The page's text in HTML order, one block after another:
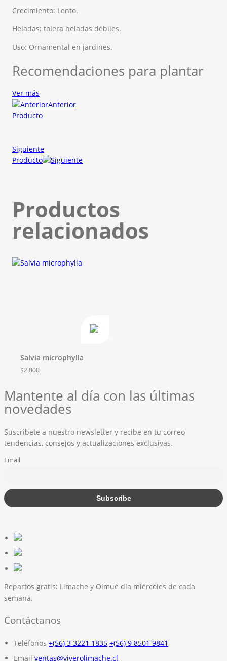
Crecimiento: Lento.
Heladas: tolera heladas débiles.
Uso: Ornamental en jardines.
Recomendaciones para plantar
Ver más
Anterior
Producto
Siguiente
Producto
Productos
relacionados
Salvia microphylla
$2.000
Mantente al día con las últimas
novedades
Suscríbete a nuestro newsletter y recibe en tu correo
tendencias, consejos y actualizaciones exclusivas.
Email
Repartos gratis: Limache y Olmué día miércoles de cada
semana.
Contáctanos
Teléfonos +(56) 3 3221 1835 +(56) 9 8501 9841
Email ventas@viverolimache.cl